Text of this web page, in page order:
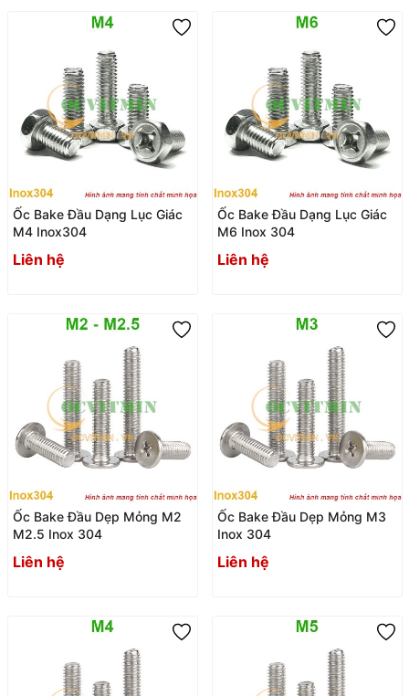
Ốc Bake Đầu Dạng Lục Giác
M4 Inox304
Liên hệ
Ốc Bake Đầu Dạng Lục Giác
M6 Inox 304
Liên hệ
Ốc Bake Đầu Dẹp Mỏng M2
M2.5 Inox 304
Liên hệ
Ốc Bake Đầu Dẹp Mỏng M3
Inox 304
Liên hệ